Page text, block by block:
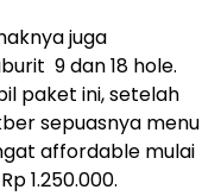
juga
9 dan 18 hole.
paket ini, setelah
sepuasnya menu
affordable mulai
1.250.000.